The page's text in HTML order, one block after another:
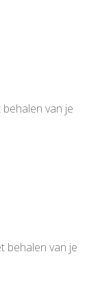
van je
behalen van je